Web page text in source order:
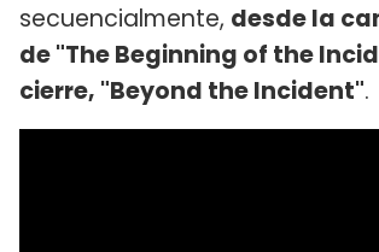
secuencialmente, desde la
de "The Beginning of the
cierre, "Beyond the Incident".